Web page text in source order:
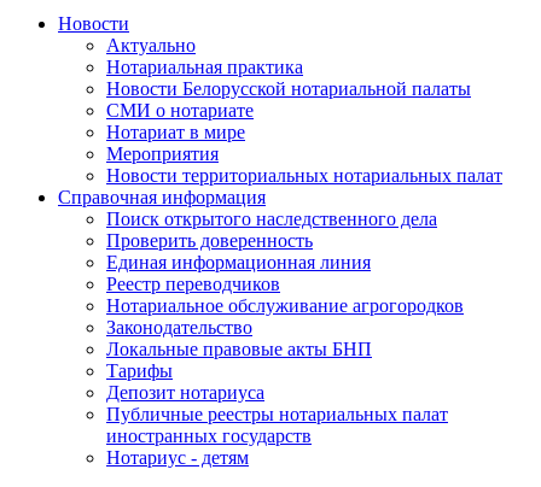
Новости
Актуально
Нотариальная практика
Новости Белорусской нотариальной палаты
СМИ о нотариате
Нотариат в мире
Мероприятия
Новости территориальных нотариальных палат
Справочная информация
Поиск открытого наследственного дела
Проверить доверенность
Единая информационная линия
Реестр переводчиков
Нотариальное обслуживание агрогородков
Законодательство
Локальные правовые акты БНП
Тарифы
Депозит нотариуса
Публичные реестры нотариальных палат
иностранных государств
Нотариус - детям